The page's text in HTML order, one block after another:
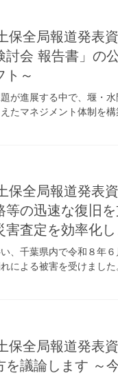
保全局報道発表
会 報告書」の
ト～
が進展する中で、堰・
たマネジメント体制を
保全局報道発表
の迅速な復旧
査定を効率化し
、千葉県内で令和８年
による被害を受けまし
保全局報道発表
を議論します ～